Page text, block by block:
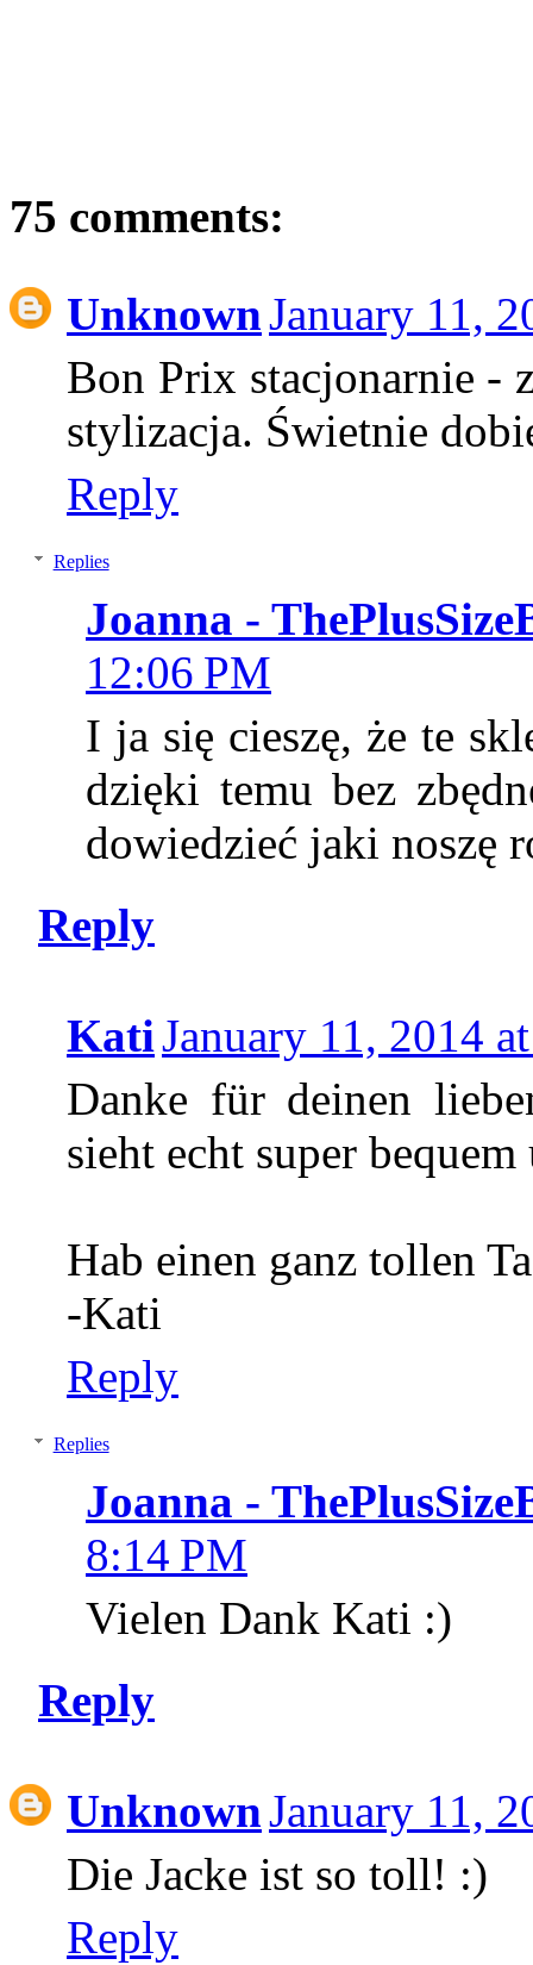
75 comments:
UnknownJanuary 11,
Bon Prix stacjonarnie -
stylizacja. Świetnie
Reply
Replies
Joanna -
12:06 PM
I ja się cieszę, że te
dzięki temu bez
dowiedzieć jaki noszę
Reply
KatiJanuary 11, 2014
Danke für deinen
sieht echt super
Hab einen ganz tollen
-Kati
Reply
Replies
Joanna -
8:14 PM
Vielen Dank Kati :)
Reply
UnknownJanuary 11,
Die Jacke ist so toll! :)
Reply